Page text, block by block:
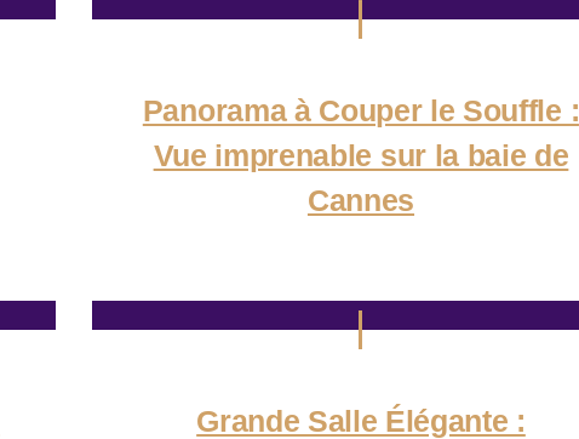
Panorama à Couper le Souffle :
Vue imprenable sur la baie de
Cannes
Grande Salle Élégante :